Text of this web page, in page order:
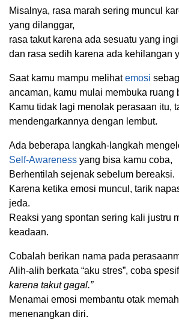
Misalnya, rasa marah sering muncul
yang dilanggar,
rasa takut karena ada sesuatu yang
dan rasa sedih karena ada kehilangan
Saat kamu mampu melihatemosi
ancaman, kamu mulai membuka ruang
Kamu tidak lagi menolak perasaan itu,
mendengarkannya dengan lembut.
Ada beberapa langkah-langkah
Self-Awareness yang bisa kamu coba,
Berhentilah sejenak sebelum bereaksi.
Karena ketika emosi muncul, tarik
jeda.
Reaksi yang spontan sering kali justru
keadaan.
Cobalah berikan nama pada
Alih-alih berkata “aku stres”, coba
karena takut gagal.”
Menamai emosi membantu otak
menenangkan diri.